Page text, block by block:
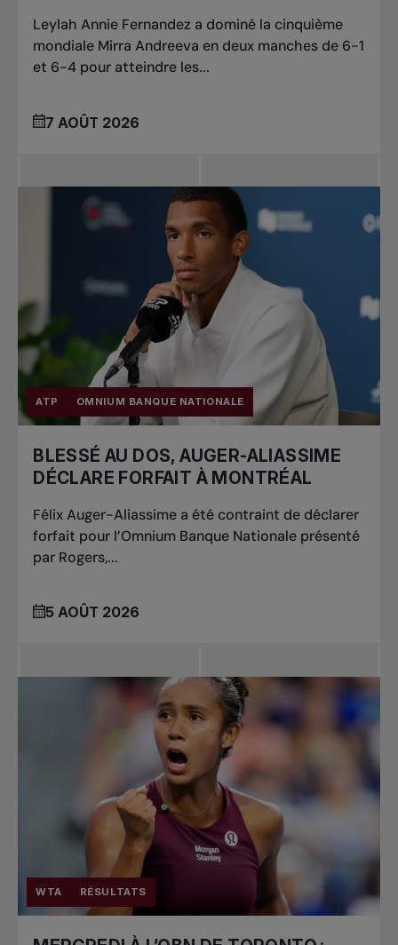
Leylah Annie Fernandez a dominé la cinquième
mondiale Mirra Andreeva en deux manches de 6-1
et 6-4 pour atteindre les...
7 AOÛT 2026
ATP OMNIUM BANQUE NATIONALE
BLESSÉ AU DOS, AUGER-ALIASSIME
DÉCLARE FORFAIT À MONTRÉAL
Félix Auger-Aliassime a été contraint de déclarer
forfait pour l’Omnium Banque Nationale présenté
par Rogers,...
5 AOÛT 2026
WTA RÉSULTATS